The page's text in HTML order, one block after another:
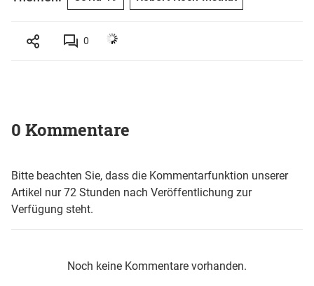
0
0 Kommentare
Bitte beachten Sie, dass die Kommentarfunktion unserer
Artikel nur 72 Stunden nach Veröffentlichung zur
Verfügung steht.
Noch keine Kommentare vorhanden.